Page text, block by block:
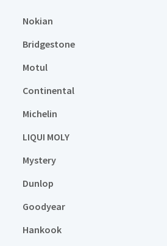
Nokian
Bridgestone
Motul
Continental
Michelin
LIQUI MOLY
Mystery
Dunlop
Goodyear
Hankook